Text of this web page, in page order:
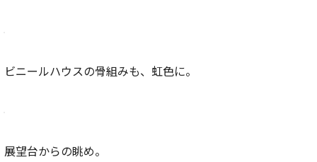
ビニールハウスの骨組みも、虹色に。
展望台からの眺め。